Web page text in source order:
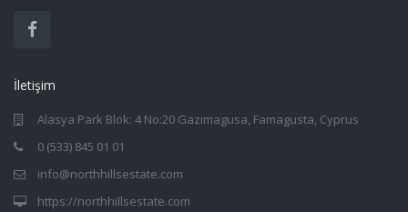
İletişim
Alasya Park Blok: 4 No:20 Gazimagusa, Famagusta, Cyprus
0 (533) 845 01 01
info@northhillsestate.com
https://northhillsestate.com